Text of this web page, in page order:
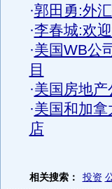
·郭田勇:外
·李春城:欢
·美国WB公
目
·美国房地
·美国和加
店
相关搜索： 投资